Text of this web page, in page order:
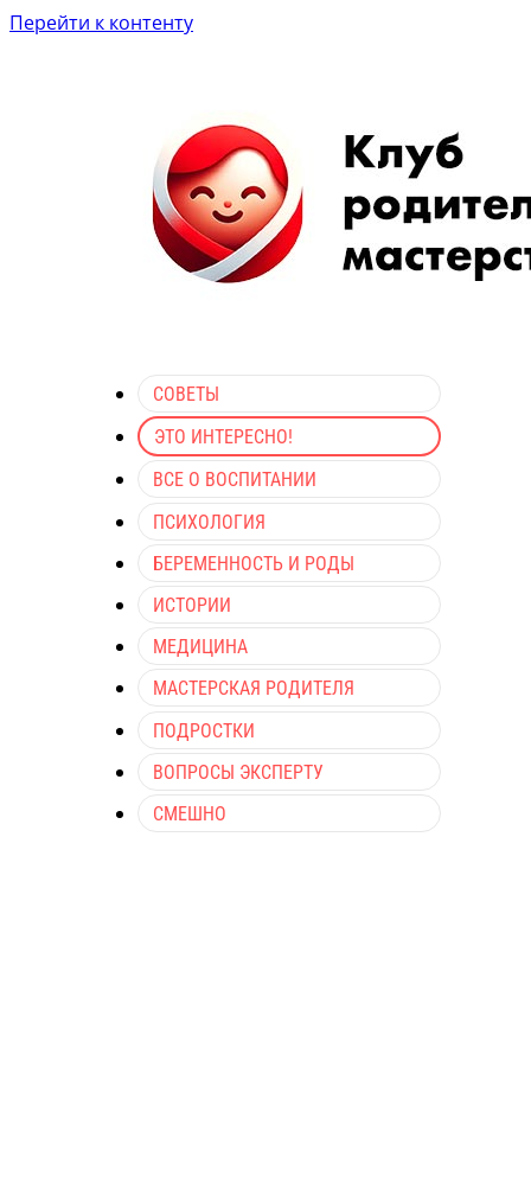
Перейти к контенту
СОВЕТЫ
ЭТО ИНТЕРЕСНО!
ВСЕ О ВОСПИТАНИИ
ПСИХОЛОГИЯ
БЕРЕМЕННОСТЬ И РОДЫ
ИСТОРИИ
МЕДИЦИНА
МАСТЕРСКАЯ РОДИТЕЛЯ
ПОДРОСТКИ
ВОПРОСЫ ЭКСПЕРТУ
СМЕШНО